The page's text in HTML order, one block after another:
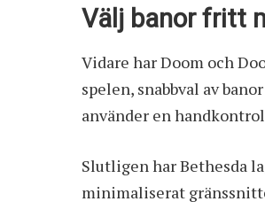
Välj banor fritt
Vidare har Doom och
spelen, snabbval av
använder en
Slutligen har Bethesda
minimaliserat